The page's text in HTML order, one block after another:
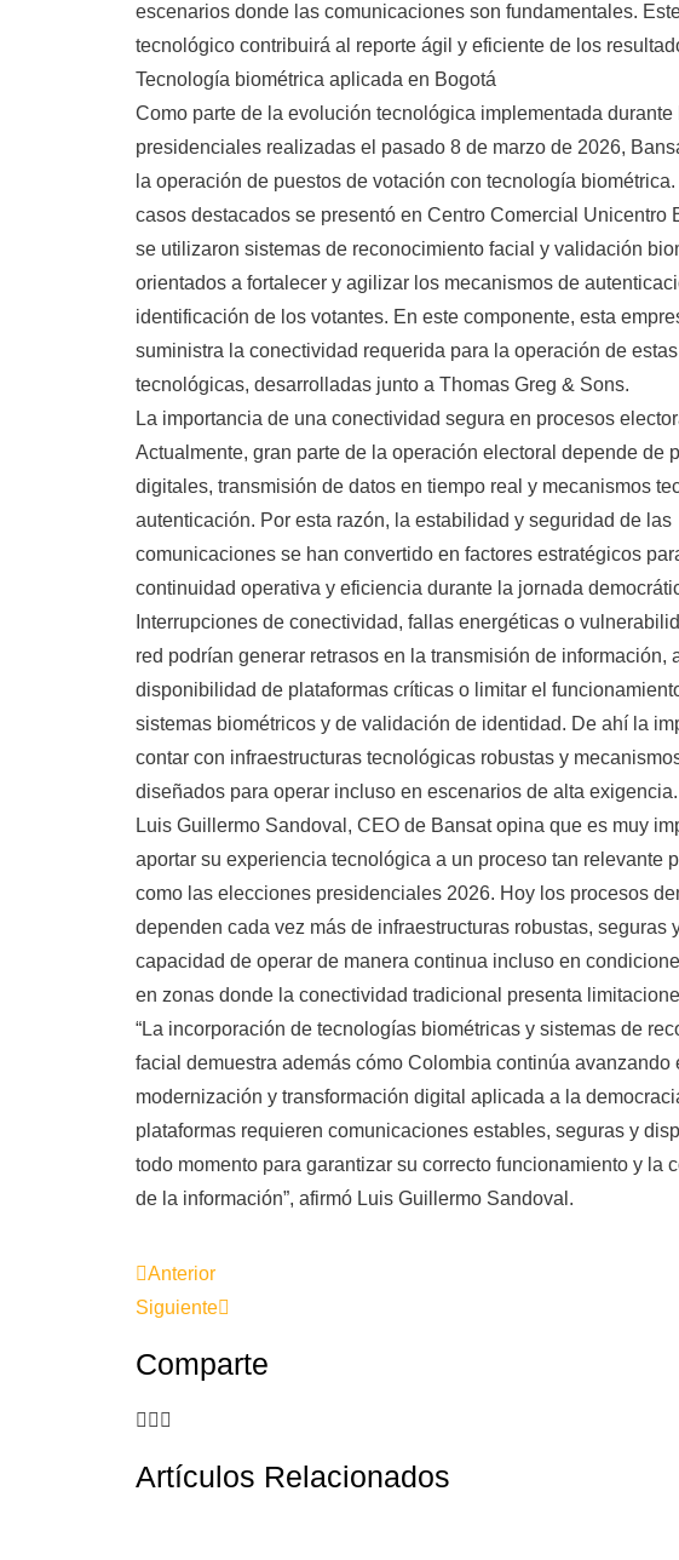
escenarios donde las comunicaciones son fundamentales.
tecnológico contribuirá al reporte ágil y eficiente de los
Tecnología biométrica aplicada en Bogotá
Como parte de la evolución tecnológica implementada durante
presidenciales realizadas el pasado 8 de marzo de 2026,
la operación de puestos de votación con tecnología
casos destacados se presentó en Centro Comercial Unicentro
se utilizaron sistemas de reconocimiento facial y validación
orientados a fortalecer y agilizar los mecanismos de
identificación de los votantes. En este componente, esta
suministra la conectividad requerida para la operación de
tecnológicas, desarrolladas junto a Thomas Greg & Sons.
La importancia de una conectividad segura en procesos
Actualmente, gran parte de la operación electoral depende de
digitales, transmisión de datos en tiempo real y mecanismos
autenticación. Por esta razón, la estabilidad y seguridad de las
comunicaciones se han convertido en factores estratégicos
continuidad operativa y eficiencia durante la jornada
Interrupciones de conectividad, fallas energéticas o
red podrían generar retrasos en la transmisión de información,
disponibilidad de plataformas críticas o limitar el
sistemas biométricos y de validación de identidad. De ahí la
contar con infraestructuras tecnológicas robustas y
diseñados para operar incluso en escenarios de alta exigencia.
Luis Guillermo Sandoval, CEO de Bansat opina que es muy
aportar su experiencia tecnológica a un proceso tan relevante
como las elecciones presidenciales 2026. Hoy los procesos
dependen cada vez más de infraestructuras robustas, seguras
capacidad de operar de manera continua incluso en
en zonas donde la conectividad tradicional presenta
“La incorporación de tecnologías biométricas y sistemas de
facial demuestra además cómo Colombia continúa avanzando
modernización y transformación digital aplicada a la
plataformas requieren comunicaciones estables, seguras y
todo momento para garantizar su correcto funcionamiento y la
de la información”, afirmó Luis Guillermo Sandoval.
Anterior
Siguiente
Comparte
Artículos Relacionados